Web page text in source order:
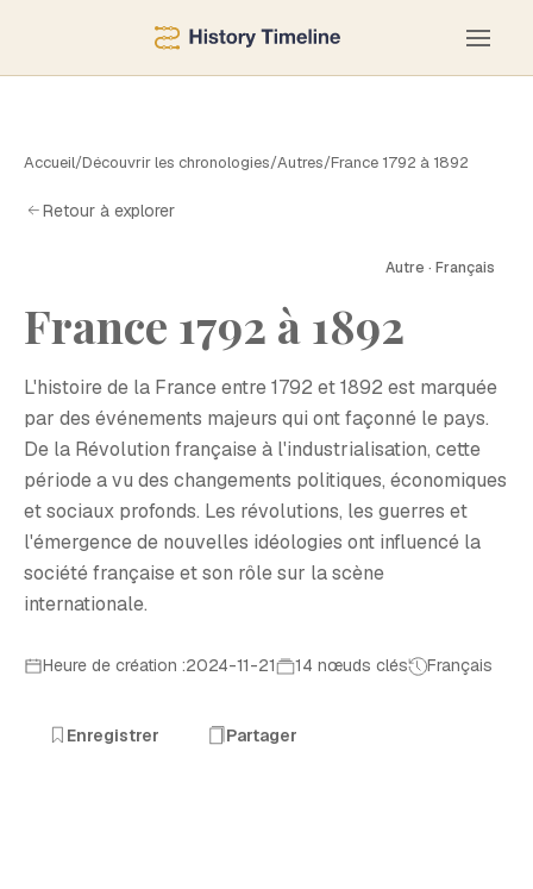
Accueil/Découvrir les chronologies/Autres/France 1792 à 1892
Retour à explorer
Autre · Français
France 1792 à 1892
L'histoire de la France entre 1792 et 1892 est marquée
par des événements majeurs qui ont façonné le pays.
De la Révolution française à l'industrialisation, cette
période a vu des changements politiques, économiques
et sociaux profonds. Les révolutions, les guerres et
l'émergence de nouvelles idéologies ont influencé la
société française et son rôle sur la scène
internationale.
Heure de création :2024-11-21 14 nœuds clés Français
Enregistrer Partager